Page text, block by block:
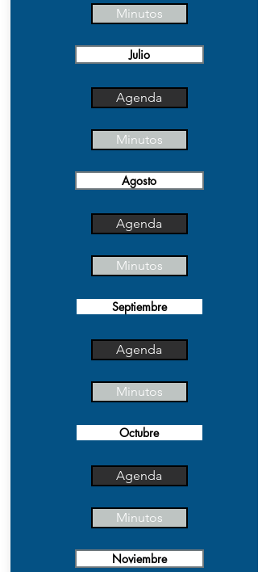
Minutos
Julio
Agenda
Minutos
Agosto
Agenda
Minutos
Septiembre
Agenda
Minutos
Octubre
Agenda
Minutos
Noviembre